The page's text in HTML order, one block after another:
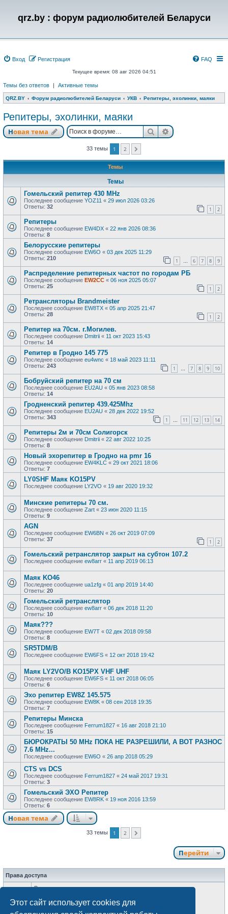
Этот сайт использует cookies для
qrz.by : форум радиолюбителей Беларуси
Вход Регистрация FAQ
Текущее время: 08 авг 2026 04:51
Темы без ответов | Активные темы
QRZ.BY Форум радиолюбителей Беларуси УКВ Репитеры, эхолинки, маяки
Репитеры, эхолинки, маяки
Новая тема ПоискРасширенный
33 темы 1 2
Темы
Темы
Гомельский репитер 430 MHz
Последнее сообщение YOZ11 « 29 июл 2026 03:26
Ответы: 32 1 2
Репитеры
Последнее сообщение EW4DX « 22 янв 2026 08:36
Ответы: 8
Белорусские репитеры
Последнее сообщение EW6O « 03 дек 2025 11:29
Ответы: 210 1 … 6 7 8 9
Распределение репитерных частот по городам РБ
Последнее сообщение EW2CC « 06 ноя 2025 05:07
Ответы: 25 1 2
Ретрансляторы Brandmeister
Последнее сообщение EW8TX « 05 апр 2025 21:47
Ответы: 28 1 2
Репитер на 70см. г.Могилев.
Последнее сообщение Dmitrii « 11 окт 2023 15:43
Ответы: 14
Репитер в Гродно 145 775
Последнее сообщение eu4wnc « 18 май 2023 11:11
Ответы: 243 1 … 7 8 9 10
Бобруйский репитер на 70 см
Последнее сообщение EU2AU « 05 янв 2023 08:58
Ответы: 14
Гродненский репитер 439.425Mhz
Последнее сообщение EU2AU « 28 дек 2022 19:52
Ответы: 343 1 … 11 12 13 14
Репитеры 2м и 70см Солигорск
Последнее сообщение Dmitrii « 22 авг 2022 10:25
Ответы: 8
Новый эхорепитер в Гродно на pmr 16
Последнее сообщение EW4KLC « 29 окт 2021 18:06
Ответы: 7
LY0SHF Маяк KO15PV
Последнее сообщение LY2VO « 19 авг 2020 19:32
Минские репитеры 70 см.
Последнее сообщение Zart « 23 июн 2020 11:15
Ответы: 9
AGN
Последнее сообщение EW6BN « 26 окт 2019 07:09
Ответы: 37 1 2
Гомельский ретранслятор закрыт на субтон 107.2
Последнее сообщение ew8arr « 11 апр 2019 06:13
Маяк KO46
Последнее сообщение ua1zfg « 01 апр 2019 14:40
Ответы: 20
Гомельский ретранслятор
Последнее сообщение ew8arr « 06 дек 2018 11:20
Ответы: 10
Маяк???
Последнее сообщение EW7T « 02 дек 2018 09:58
Ответы: 8
SR5TDM/B
Последнее сообщение EW6FS « 12 окт 2018 19:42
Маяк LY2VO/B KO15PX VHF UHF
Последнее сообщение EW6FS « 11 окт 2018 06:05
Ответы: 6
Эхо репитер EW8Z 145.575
Последнее сообщение EW8K « 08 сен 2018 19:35
Ответы: 7
Репитеры Минска
Последнее сообщение Ferrum1827 « 16 авг 2018 21:10
Ответы: 15
БЮРОКРАТЫ 50 MHz ПОКА НЕ РАЗРЕШИЛИ, А ВОТ РАЗНОС
7.6 MHz...
Последнее сообщение EW6O « 26 апр 2018 05:29
CTS vs DCS
Последнее сообщение Ferrum1827 « 24 май 2017 19:31
Ответы: 3
Гомельский ЭХО Репитер
Последнее сообщение EW8RK « 19 ноя 2016 13:59
Ответы: 6
Новая тема
33 темы 1 2
Перейти
Права доступа
Выне можетеначинать темы
Выне можетередактировать свои сообщения